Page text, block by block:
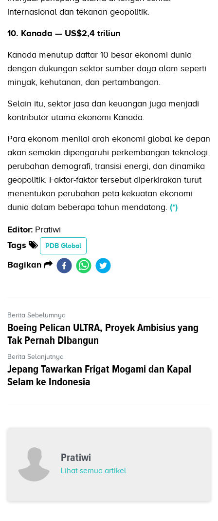
internasional dan tekanan geopolitik.
10. Kanada — US$2,4 triliun
Kanada menutup daftar 10 besar ekonomi dunia
dengan dukungan sektor sumber daya alam seperti
minyak, kehutanan, dan pertambangan.
Selain itu, sektor jasa dan keuangan juga menjadi
kontributor utama ekonomi Kanada.
Para ekonom menilai arah ekonomi global ke depan
akan semakin dipengaruhi perkembangan teknologi,
perubahan demografi, transisi energi, dan dinamika
geopolitik. Faktor-faktor tersebut diperkirakan turut
menentukan perubahan peta kekuatan ekonomi
dunia dalam beberapa tahun mendatang. (*)
Editor: Pratiwi
Tags
PDB Global
Bagikan
Berita Sebelumnya
Boeing Pelican ULTRA, Proyek Ambisius yang
Tak Pernah DIbangun
Berita Selanjutnya
Jepang Tawarkan Frigat Mogami dan Kapal
Selam ke Indonesia
Pratiwi
Lihat semua artikel